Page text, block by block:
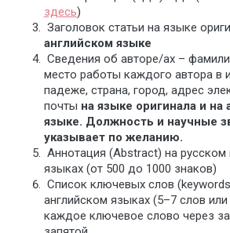
здесь)
Заголовок статьи на языке
английском языке
Сведения об авторе/ах –
место работы каждого автора в
падеже, страна, город, адрес
почты на языке оригинала и на
языке. Должность и научные
указывает по желанию.
Аннотация (Abstract) на русском
языках (от 500 до 1000 знаков)
Список ключевых слов
английском языках (5–7 слов
каждое ключевое слово через